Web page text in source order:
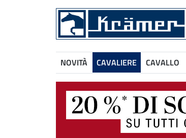
NOVITÀ CAVALIERE CAVALLO